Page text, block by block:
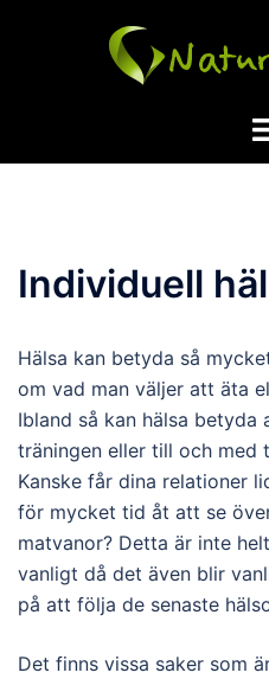
Individuell
Hälsa kan betyda så
om vad man väljer att äta
Ibland så kan hälsa betyda
träningen eller till och med
Kanske får dina relationer
för mycket tid åt att se
matvanor? Detta är inte
vanligt då det även blir
på att följa de senaste
Det finns vissa saker som